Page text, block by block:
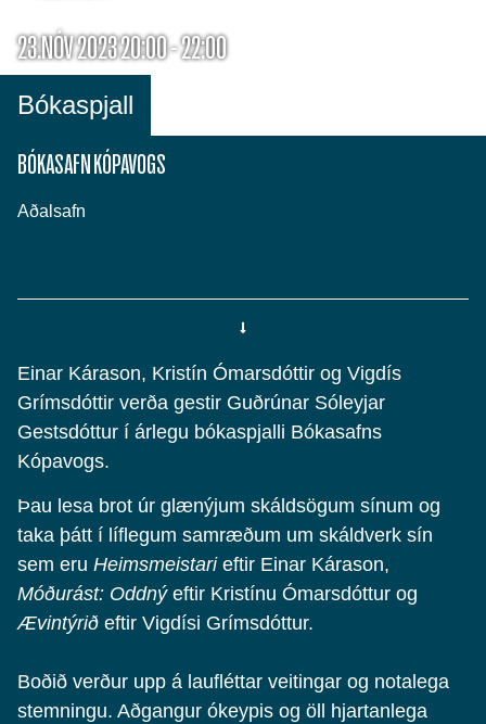
23.NÓV 2023 20:00 - 22:00
Bókaspjall
BÓKASAFN KÓPAVOGS
Aðalsafn
Einar Kárason, Kristín Ómarsdóttir og Vigdís
Grímsdóttir verða gestir Guðrúnar Sóleyjar
Gestsdóttur í árlegu bókaspjalli Bókasafns
Kópavogs.
Þau lesa brot úr glænýjum skáldsögum sínum og
taka þátt í líflegum samræðum um skáldverk sín
sem eru Heimsmeistarieftir Einar Kárason,
Móðurást: Oddný eftir Kristínu Ómarsdóttur og
Ævintýrið eftir Vigdísi Grímsdóttur.
Boðið verður upp á laufléttar veitingar og notalega
stemningu. Aðgangur ókeypis og öll hjartanlega